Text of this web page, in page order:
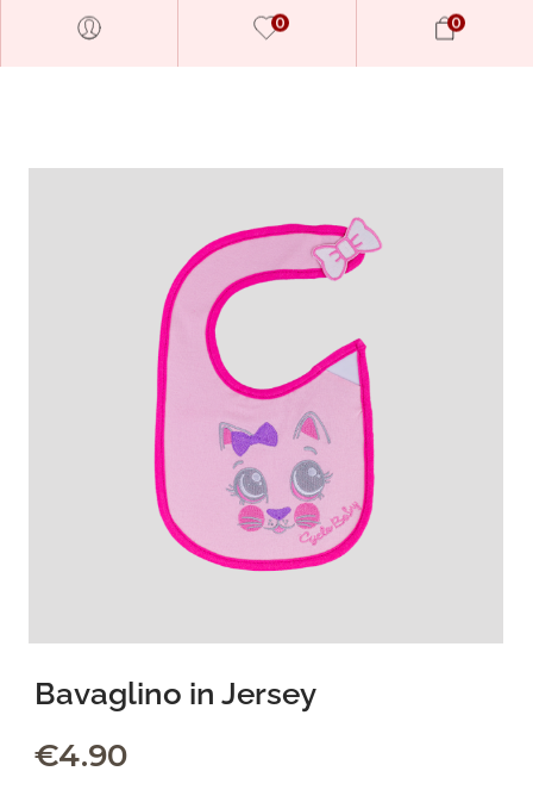
Millions of people around the
world visit Envato to buy and
sell creative assets, use smart
design templates, learn
creative skills or even hire
freelancers. With an industry-
leading marketplace paired
0 0
Bavaglino in Jersey
€4.90